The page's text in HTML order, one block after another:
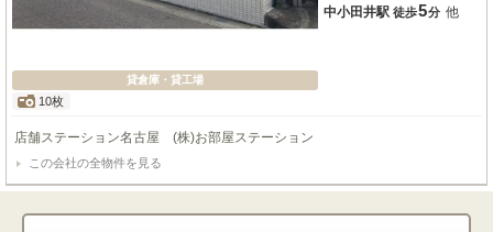
貸倉庫・貸工場
10枚
中小田井駅 徒歩5分 他
店舗ステーション名古屋 (株)お部屋ステーション
この会社の全物件を見る